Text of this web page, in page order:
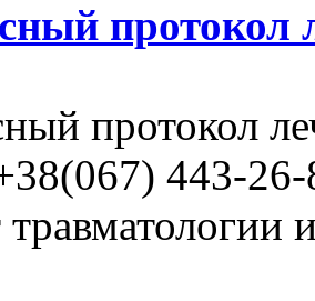
протокол
протокол
443-